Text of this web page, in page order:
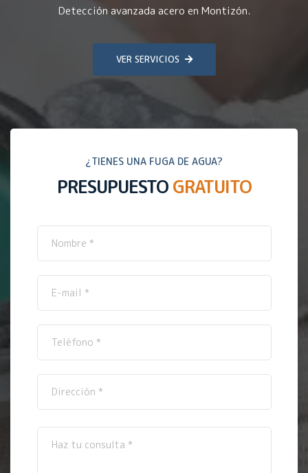
Detección avanzada acero en Montizón.
VER SERVICIOS
¿TIENES UNA FUGA DE AGUA?
PRESUPUESTO GRATUITO